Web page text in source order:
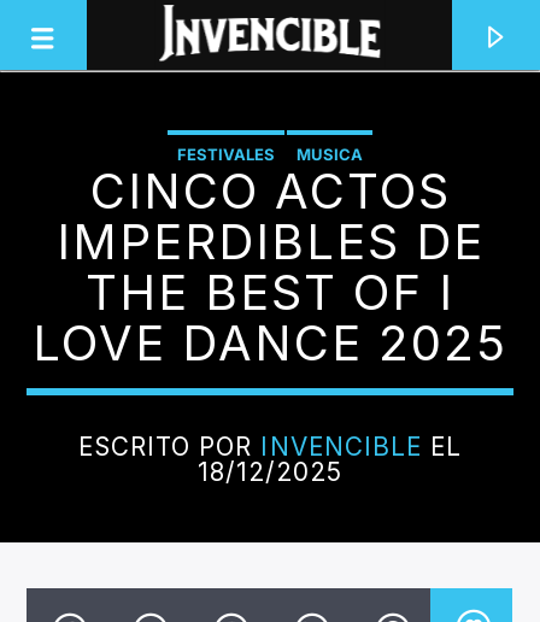
INVENCIBLE RADIO
JUNTOS SOMOS INVENCIBLES
CANCIÓN ACTUAL
TÍTULO
ARTISTA
FESTIVALES MUSICA
CINCO ACTOS
IMPERDIBLES DE
THE BEST OF I
LOVE DANCE 2025
ESCRITO POR INVENCIBLE EL
18/12/2025